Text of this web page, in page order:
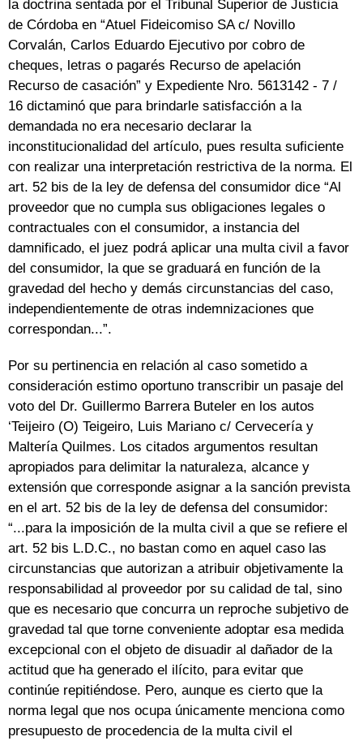
la doctrina sentada por el Tribunal Superior de Justicia
de Córdoba en “Atuel Fideicomiso SA c/ Novillo
Corvalán, Carlos Eduardo Ejecutivo por cobro de
cheques, letras o pagarés Recurso de apelación
Recurso de casación” y Expediente Nro. 5613142 - 7 /
16 dictaminó que para brindarle satisfacción a la
demandada no era necesario declarar la
inconstitucionalidad del artículo, pues resulta suficiente
con realizar una interpretación restrictiva de la norma. El
art. 52 bis de la ley de defensa del consumidor dice “Al
proveedor que no cumpla sus obligaciones legales o
contractuales con el consumidor, a instancia del
damnificado, el juez podrá aplicar una multa civil a favor
del consumidor, la que se graduará en función de la
gravedad del hecho y demás circunstancias del caso,
independientemente de otras indemnizaciones que
correspondan...”.
Por su pertinencia en relación al caso sometido a
consideración estimo oportuno transcribir un pasaje del
voto del Dr. Guillermo Barrera Buteler en los autos
‘Teijeiro (O) Teigeiro, Luis Mariano c/ Cervecería y
Maltería Quilmes. Los citados argumentos resultan
apropiados para delimitar la naturaleza, alcance y
extensión que corresponde asignar a la sanción prevista
en el art. 52 bis de la ley de defensa del consumidor:
“...para la imposición de la multa civil a que se refiere el
art. 52 bis L.D.C., no bastan como en aquel caso las
circunstancias que autorizan a atribuir objetivamente la
responsabilidad al proveedor por su calidad de tal, sino
que es necesario que concurra un reproche subjetivo de
gravedad tal que torne conveniente adoptar esa medida
excepcional con el objeto de disuadir al dañador de la
actitud que ha generado el ilícito, para evitar que
continúe repitiéndose. Pero, aunque es cierto que la
norma legal que nos ocupa únicamente menciona como
presupuesto de procedencia de la multa civil el